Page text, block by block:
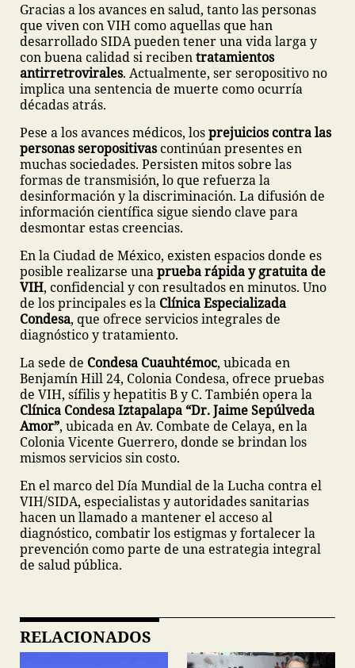
Gracias a los avances en salud, tanto las personas
que viven con VIH como aquellas que han
desarrollado SIDA pueden tener una vida larga y
con buena calidad si recibentratamientos
antirretrovirales. Actualmente, ser seropositivo no
implica una sentencia de muerte como ocurría
décadas atrás.
Pese a los avances médicos, losprejuicios contra las
personas seropositivascontinúan presentes en
muchas sociedades. Persisten mitos sobre las
formas de transmisión, lo que refuerza la
desinformación y la discriminación. La difusión de
información científica sigue siendo clave para
desmontar estas creencias.
En la Ciudad de México, existen espacios donde es
posible realizarse unaprueba rápida y gratuita de
VIH, confidencial y con resultados en minutos. Uno
de los principales es la Clínica Especializada
Condesa, que ofrece servicios integrales de
diagnóstico y tratamiento.
La sede de Condesa Cuauhtémoc, ubicada en
Benjamín Hill 24, Colonia Condesa, ofrece pruebas
de VIH, sífilis y hepatitis B y C. También opera la
Clínica Condesa Iztapalapa “Dr. Jaime Sepúlveda
Amor”, ubicada en Av. Combate de Celaya, en la
Colonia Vicente Guerrero, donde se brindan los
mismos servicios sin costo.
En el marco del Día Mundial de la Lucha contra el
VIH/SIDA, especialistas y autoridades sanitarias
hacen un llamado a mantener el acceso al
diagnóstico, combatir los estigmas y fortalecer la
prevención como parte de una estrategia integral
de salud pública.
RELACIONADOS